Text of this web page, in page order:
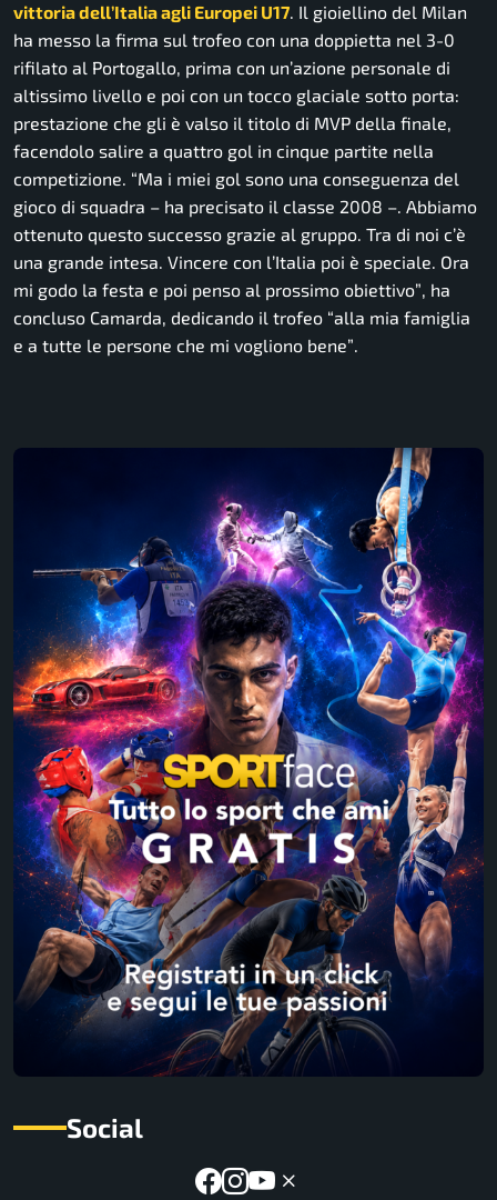
vittoria dell’Italia agli Europei U17. Il gioiellino del Milan
ha messo la firma sul trofeo con una doppietta nel 3-0
rifilato al Portogallo, prima con un’azione personale di
altissimo livello e poi con un tocco glaciale sotto porta:
prestazione che gli è valso il titolo di MVP della finale,
facendolo salire a quattro gol in cinque partite nella
competizione. “Ma i miei gol sono una conseguenza del
gioco di squadra – ha precisato il classe 2008 –. Abbiamo
ottenuto questo successo grazie al gruppo. Tra di noi c’è
una grande intesa. Vincere con l’Italia poi è speciale. Ora
mi godo la festa e poi penso al prossimo obiettivo”, ha
concluso Camarda, dedicando il trofeo “alla mia famiglia
e a tutte le persone che mi vogliono bene”.
Social